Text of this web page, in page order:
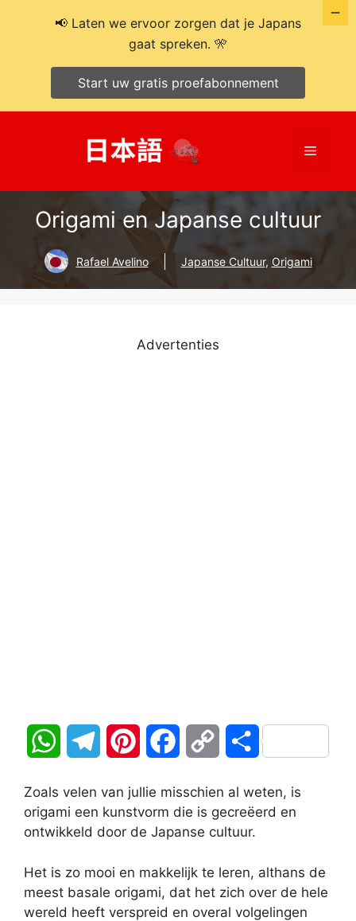
Menu
Origami en Japanse cultuur
Rafael Avelino Japanse Cultuur, Origami
Advertenties
W
a
t
s
A
e
g
r
n
t
e
r
c
e
b
o
p
y
L
i
D
l
n
Zoals velen van jullie misschien al weten, is
origami een kunstvorm die is gecreëerd en
ontwikkeld door de Japanse cultuur.
Het is zo mooi en makkelijk te leren, althans de
meest basale origami, dat het zich over de hele
wereld heeft verspreid en overal volgelingen
📢 Laten we ervoor zorgen dat je Japans
gaat spreken. 🎌
Start uw gratis proefabonnement